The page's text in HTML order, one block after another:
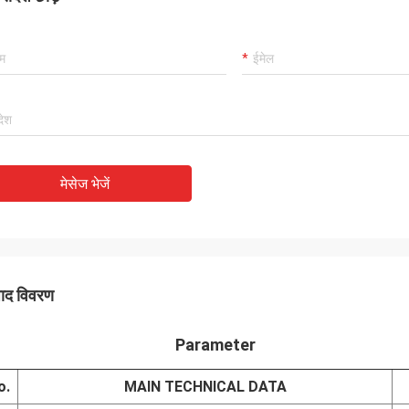
मेसेज भेजें
विवरण
Parameter
MAIN TECHNICAL DATA